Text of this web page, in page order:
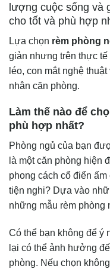
lượng cuộc sống và
cho tốt và phù hợp
Lựa chọn rèm phòng
giản nhưng trên thực
léo, con mắt nghệ
nhân căn phòng.
Làm thế nào để
phù hợp nhất?
Phòng ngủ của bạn
là một căn phòng hiện
phong cách cổ điển
tiện nghi? Dựa vào
những mẫu rèm phòng
Có thể bạn không để ý
lại có thể ảnh hưởng
phòng. Nếu chọn